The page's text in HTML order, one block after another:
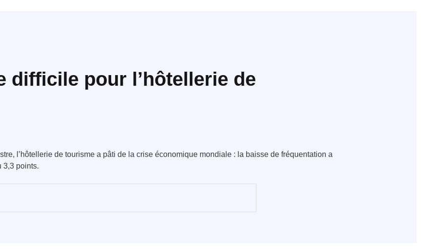
difficile pour l’hôtellerie de
l’hôtellerie de tourisme a pâti de la crise économique mondiale : la baisse de fréquentation a
3,3 points.